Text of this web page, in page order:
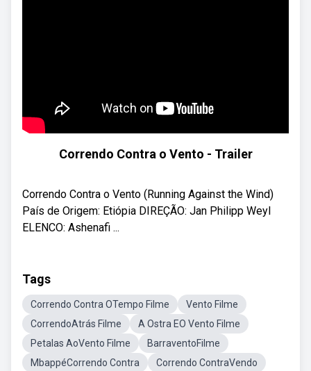
Correndo Contra o Vento - Trailer
Correndo Contra o Vento (Running Against the Wind)
País de Origem: Etiópia DIREÇÃO: Jan Philipp Weyl
ELENCO: Ashenafi ...
Tags
Correndo Contra OTempo Filme
Vento Filme
CorrendoAtrás Filme
A Ostra EO Vento Filme
Petalas AoVento Filme
BarraventoFilme
MbappéCorrendo Contra
Correndo ContraVendo